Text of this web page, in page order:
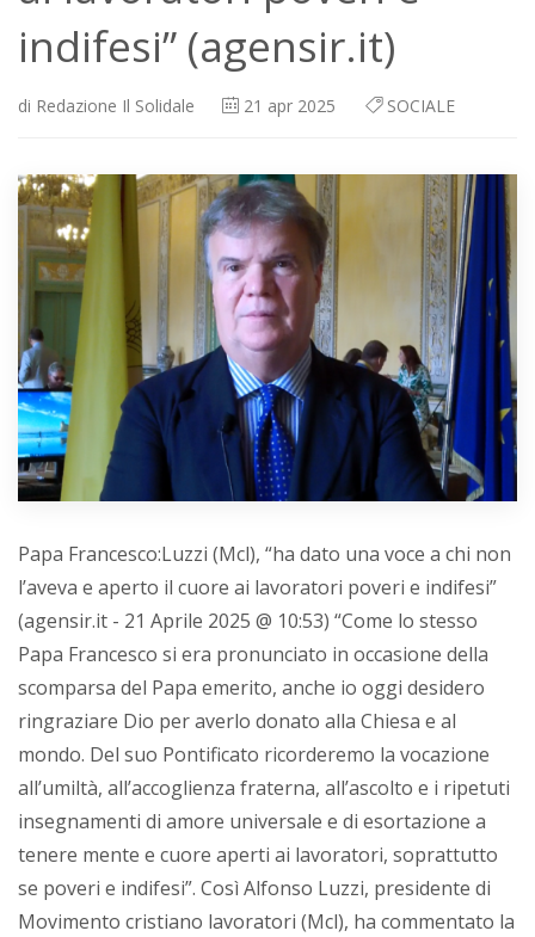
indifesi” (agensir.it)
di Redazione Il Solidale 21 apr 2025 SOCIALE
Papa Francesco:Luzzi (Mcl), “ha dato una voce a chi non
l’aveva e aperto il cuore ai lavoratori poveri e indifesi”
(agensir.it - 21 Aprile 2025 @ 10:53) “Come lo stesso
Papa Francesco si era pronunciato in occasione della
scomparsa del Papa emerito, anche io oggi desidero
ringraziare Dio per averlo donato alla Chiesa e al
mondo. Del suo Pontificato ricorderemo la vocazione
all’umiltà, all’accoglienza fraterna, all’ascolto e i ripetuti
insegnamenti di amore universale e di esortazione a
tenere mente e cuore aperti ai lavoratori, soprattutto
se poveri e indifesi”. Così Alfonso Luzzi, presidente di
Movimento cristiano lavoratori (Mcl), ha commentato la